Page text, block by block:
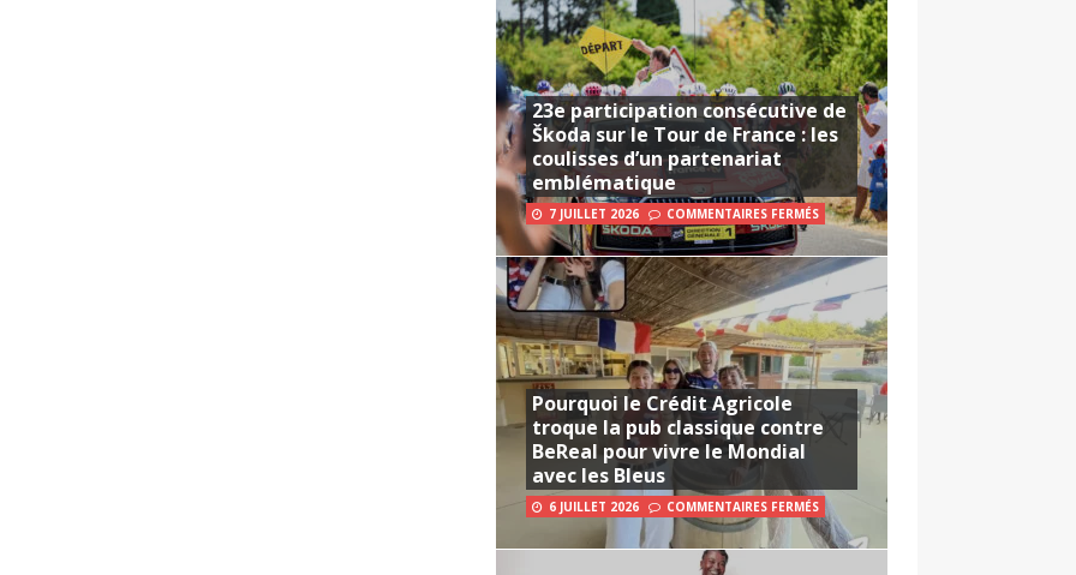
23e participation consécutive de
Škoda sur le Tour de France : les
coulisses d’un partenariat
emblématique
7 JUILLET 2026 COMMENTAIRES FERMÉS
Pourquoi le Crédit Agricole
troque la pub classique contre
BeReal pour vivre le Mondial
avec les Bleus
6 JUILLET 2026 COMMENTAIRES FERMÉS